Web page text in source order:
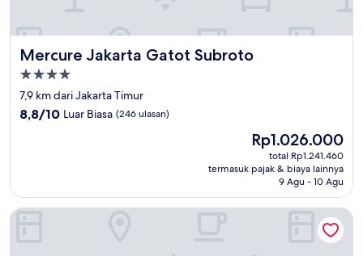
Mercure Jakarta Gatot Subroto
Mercure Jakarta Gatot Subroto
Properti
bintang
4.0
7,9 km dari Jakarta Timur
8.8
ulasan)
8,8/10 Luar Biasa (246 ulasan)
Harga
sekarang
Rp1.026.000
Rp1.026.000
total Rp1.241.460
termasuk pajak & biaya lainnya
9 Agu - 10 Agu
ibis Styles Bekasi Jatibening